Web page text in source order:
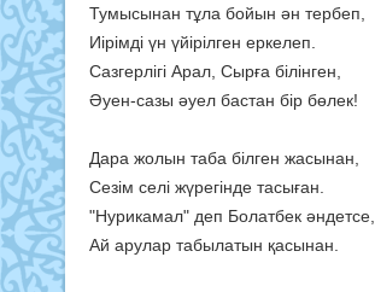
Тумысынан тұла бойын ән тербеп,
Иірімді үн үйірілген еркелеп.
Сазгерлігі Арал, Сырға білінген,
Әуен-сазы әуел бастан бір бөлек!
Дара жолын таба білген жасынан,
Сезім селі жүрегінде тасыған.
"Нурикамал" деп Болатбек әндетсе,
Ай арулар табылатын қасынан.